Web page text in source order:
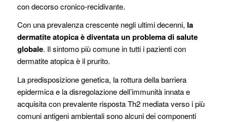
con decorso cronico-recidivante.
Con una prevalenza crescente negli ultimi decenni, la
dermatite atopica è diventata un problema di salute
globale. Il sintomo più comune in tutti i pazienti con
dermatite atopica è il prurito.
La predisposizione genetica, la rottura della barriera
epidermica e la disregolazione dell’immunità innata e
acquisita con prevalente risposta Th2 mediata verso i più
comuni antigeni ambientali sono alcuni dei componenti